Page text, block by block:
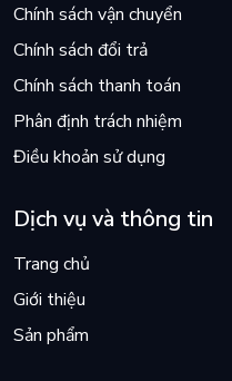
Chính sách vận chuyển
Chính sách đổi trả
Chính sách thanh toán
Phân định trách nhiệm
Điều khoản sử dụng
Dịch vụ và thông tin
Trang chủ
Giới thiệu
Sản phẩm